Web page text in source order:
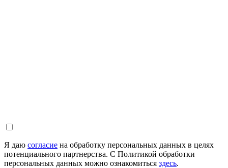
Я даю согласие на обработку персональных данных в целях
потенциального партнерства. С Политикой обработки
персональных данных можно ознакомиться здесь.